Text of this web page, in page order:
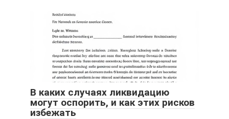
В каких случаях ликвидацию
могут оспорить, и как этих рисков
избежать